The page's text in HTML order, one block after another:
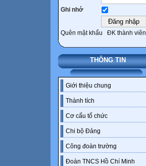
Ghi nhớ
Quên mật khẩu ĐK thành viên
THÔNG TIN
Giới thiệu chung
Thành tích
Cơ cấu tổ chức
Chi bộ Đảng
Công đoàn trường
Đoàn TNCS Hồ Chí Minh